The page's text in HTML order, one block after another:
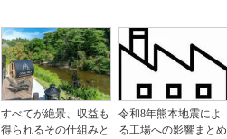
すべてが絶景、収益も
得られるその仕組みと
令和8年熊本地震によ
る工場への影響まとめ